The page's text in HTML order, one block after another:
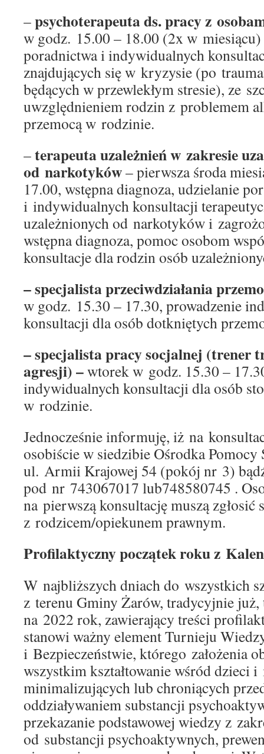
–psychoterapeuta ds. pracy z
w godz. 15.00 – 18.00 (2x w miesiącu)
poradnictwa i indywidualnych
znajdujących się w kryzysie (po
będących w przewlekłym stresie), ze
uwzględnieniem rodzin z problemem
przemocą w rodzinie.
–terapeuta uzależnieńw zakresie
od narkotyków– pierwsza środa
17.00, wstępna diagnoza, udzielanie
i indywidualnych konsultacji
uzależnionych od narkotyków i
wstępna diagnoza, pomoc osobom
konsultacje dla rodzin osób
– specjalista przeciwdziałania
w godz. 15.30 – 17.30, prowadzenie
konsultacji dla osób dotkniętych
– specjalista pracy socjalnej (trener
agresji) –wtorek w godz. 15.30 –
indywidualnych konsultacji dla osób
w rodzinie.
Jednocześnie informuję, iż na
osobiście w siedzibie Ośrodka Pomocy
ul. Armii Krajowej 54 (pokój nr 3)
pod nr 743067017 lub748580745 .
na pierwszą konsultację muszą zgłosić
z rodzicem/opiekunem prawnym.
Profilaktyczny początek roku z
W najbliższych dniach do wszystkich
z terenu Gminy Żarów, tradycyjnie
na 2022 rok, zawierający treści
stanowi ważny element Turnieju
i Bezpieczeństwie, którego założenia
wszystkim kształtowanie wśród dzieci i
minimalizujących lub chroniących
oddziaływaniem substancji
przekazanie podstawowej wiedzy z
od substancji psychoaktywnych,